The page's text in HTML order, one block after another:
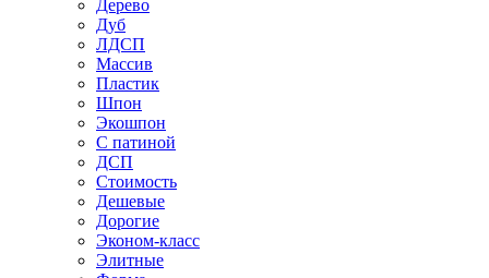
Дерево
Дуб
ЛДСП
Массив
Пластик
Шпон
Экошпон
С патиной
ДСП
Стоимость
Дешевые
Дорогие
Эконом-класс
Элитные